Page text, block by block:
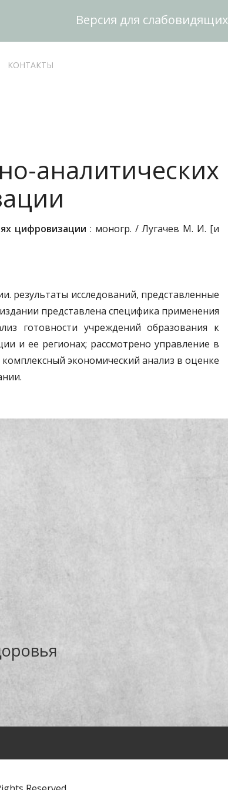
Версия для слабовидящих
КОНТАКТЫ
аналитических
цифровизации : моногр. / Лугачев М. И. [и
результаты исследований, представленные
представлена специфика применения
готовности учреждений образования к
и ее регионах; рассмотрено управление в
экономический анализ в оценке